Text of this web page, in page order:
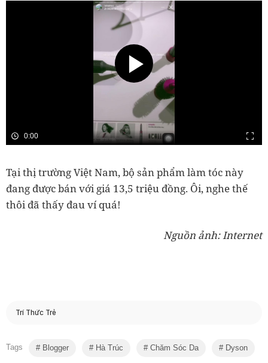
0:00
Tại thị trường Việt Nam, bộ sản phẩm làm tóc này
đang được bán với giá 13,5 triệu đồng. Ôi, nghe thế
thôi đã thấy đau ví quá!
Nguồn ảnh: Internet
Trí Thức Trẻ
Tags Blogger Hà Trúc Chăm Sóc Da Dyson